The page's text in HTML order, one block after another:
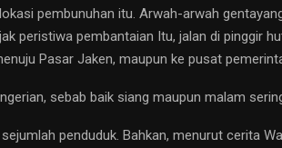
pembunuhan itu. Arwah-arwah
peristiwa pembantaian Itu, jalan di pinggir
Pasar Jaken, maupun ke pusat
sebab baik siang maupun malam
penduduk. Bahkan, menurut cerita